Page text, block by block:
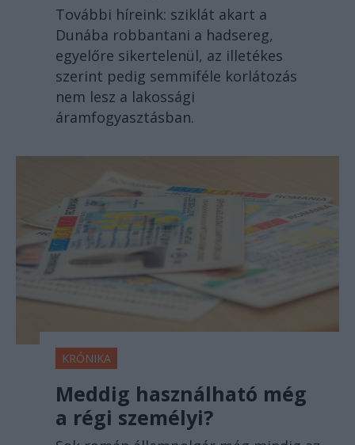
További híreink: sziklát akart a
Dunába robbantani a hadsereg,
egyelőre sikertelenül, az illetékes
szerint pedig semmiféle korlátozás
nem lesz a lakossági
áramfogyasztásban.
KRÓNIKA
Meddig használható még
a régi személyi?